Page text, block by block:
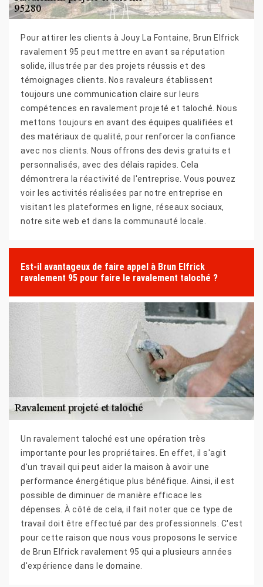
Pour attirer les clients à Jouy La Fontaine, Brun Elfrick
ravalement 95 peut mettre en avant sa réputation
solide, illustrée par des projets réussis et des
témoignages clients. Nos ravaleurs établissent
toujours une communication claire sur leurs
compétences en ravalement projeté et taloché. Nous
mettons toujours en avant des équipes qualifiées et
des matériaux de qualité, pour renforcer la confiance
avec nos clients. Nous offrons des devis gratuits et
personnalisés, avec des délais rapides. Cela
démontrera la réactivité de l'entreprise. Vous pouvez
voir les activités réalisées par notre entreprise en
visitant les plateformes en ligne, réseaux sociaux,
notre site web et dans la communauté locale.
Est-il avantageux de faire appel à Brun Elfrick
ravalement 95 pour faire le ravalement taloché ?
Un ravalement taloché est une opération très
importante pour les propriétaires. En effet, il s'agit
d'un travail qui peut aider la maison à avoir une
performance énergétique plus bénéfique. Ainsi, il est
possible de diminuer de manière efficace les
dépenses. À côté de cela, il fait noter que ce type de
travail doit être effectué par des professionnels. C'est
pour cette raison que nous vous proposons le service
de Brun Elfrick ravalement 95 qui a plusieurs années
d'expérience dans le domaine.